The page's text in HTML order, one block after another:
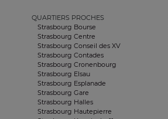
QUARTIERS PROCHES
Strasbourg Bourse
Strasbourg Centre
Strasbourg Conseil des XV
Strasbourg Contades
Strasbourg Cronenbourg
Strasbourg Elsau
Strasbourg Esplanade
Strasbourg Gare
Strasbourg Halles
Strasbourg Hautepierre